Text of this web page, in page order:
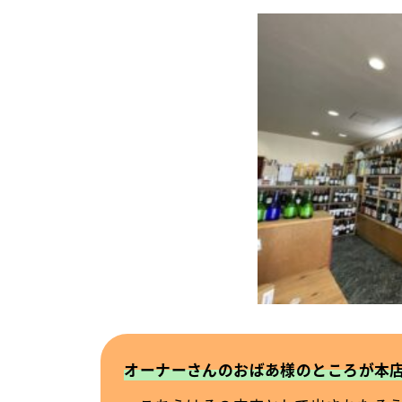
オーナーさんのおばあ様のところが本